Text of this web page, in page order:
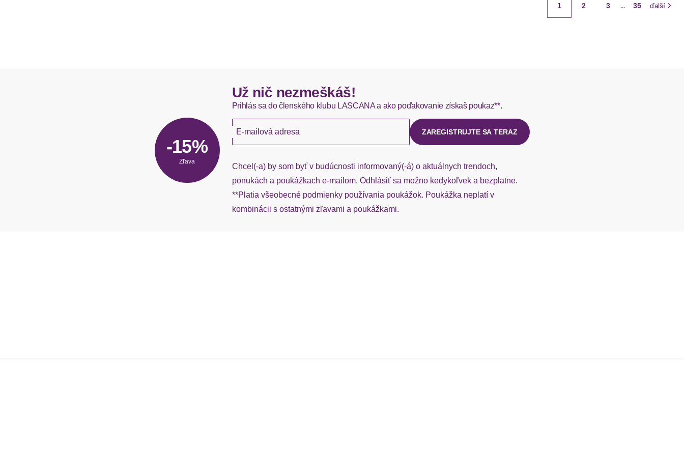
1 2 3 ... 35 ďalší
-15%
Zľava
Už nič nezmeškáš!
Prihlás sa do členského klubu LASCANA a ako poďakovanie získaš poukaz**.
E-mailová adresa ZAREGISTRUJTE SA TERAZ
Chcel(-a) by som byť v budúcnosti informovaný(-á) o aktuálnych trendoch,
ponukách a poukážkach e-mailom. Odhlásiť sa možno kedykoľvek a bezplatne.
**Platia všeobecné podmienky používania poukážok. Poukážka neplatí v
kombinácii s ostatnými zľavami a poukážkami.